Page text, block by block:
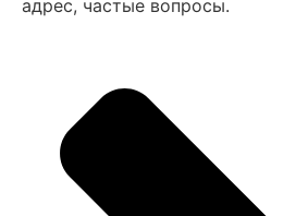
адрес, частые вопросы.